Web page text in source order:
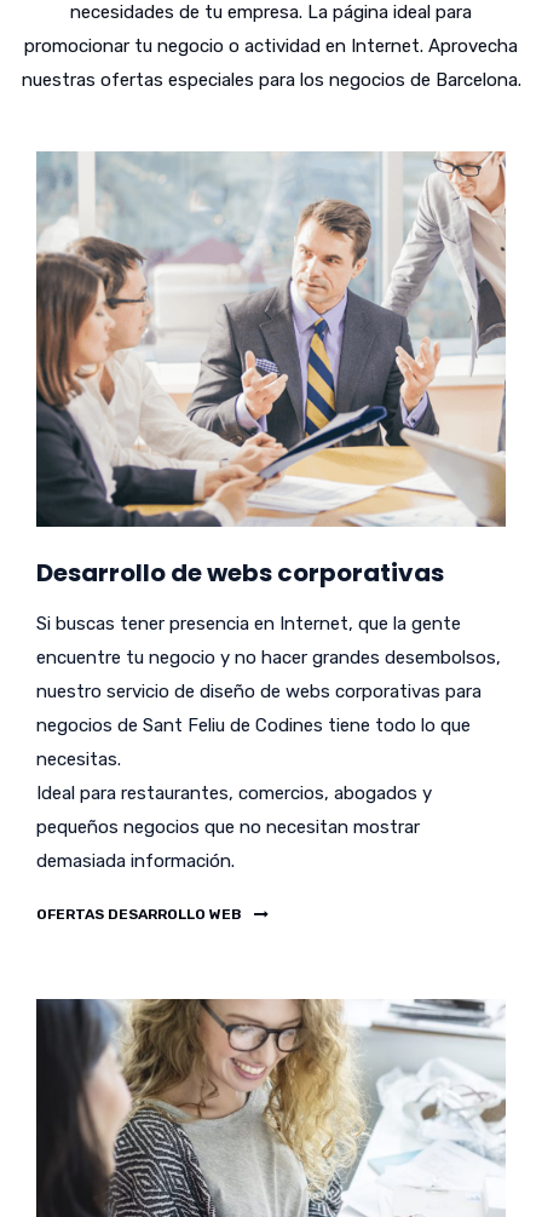
necesidades de tu empresa. La página ideal para
promocionar tu negocio o actividad en Internet. Aprovecha
nuestras ofertas especiales para los negocios de Barcelona.
Desarrollo de webs corporativas
Si buscas tener presencia en Internet, que la gente
encuentre tu negocio y no hacer grandes desembolsos,
nuestro servicio de diseño de webs corporativas para
negocios de Sant Feliu de Codines tiene todo lo que
necesitas.
Ideal para restaurantes, comercios, abogados y
pequeños negocios que no necesitan mostrar
demasiada información.
OFERTAS DESARROLLO WEB